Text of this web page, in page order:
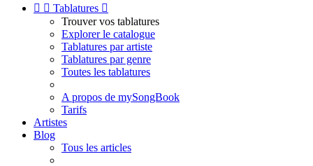
  Tablatures 
Trouver vos tablatures
Explorer le catalogue
Tablatures par artiste
Tablatures par genre
Toutes les tablatures
A propos de mySongBook
Tarifs
Artistes
Blog
Tous les articles